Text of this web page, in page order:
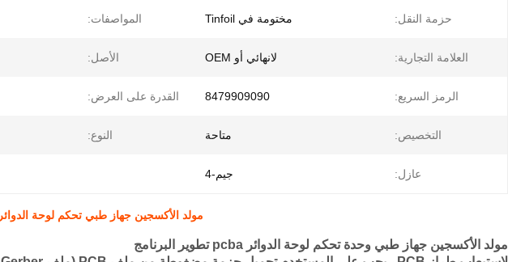
حزمة النقل: مختومة في Tinfoil المواصفات:
العلامة التجارية: لانهائي أو OEM الأصل:
الرمز السريع: 8479909090 القدرة على العرض:
التخصيص: متاحة النوع:
عازل: جيم-4
مولد الأكسجين جهاز طبي تحكم لوحة الدوائر PCBA تطوير البرنامج
مولد الأكسجين جهاز طبي وحدة تحكم لوحة الدوائر pcba تطوير البرنامج